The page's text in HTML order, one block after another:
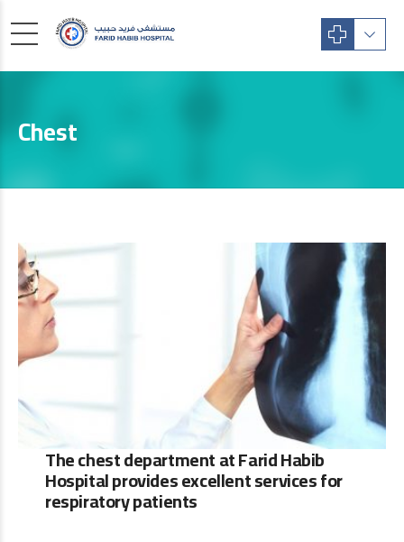
Chest
The chest department at Farid Habib
Hospital provides excellent services for
respiratory patients